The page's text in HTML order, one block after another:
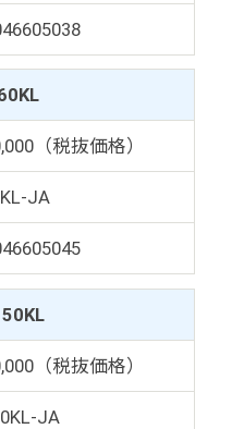
（税抜価格）
JA
（税抜価格）
JA